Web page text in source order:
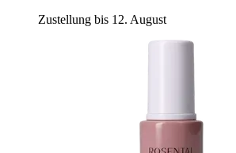
Zustellung bis 12. August